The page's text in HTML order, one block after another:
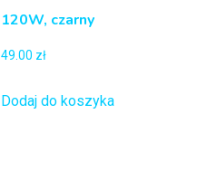
120W, czarny
49.00 zł
Dodaj do koszyka